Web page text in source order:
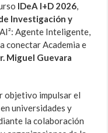
IDeA I+D 2026,
Investigación y
Agente Inteligente,
conectar Academia e
Miguel Guevara
objetivo impulsar el
universidades y
la colaboración